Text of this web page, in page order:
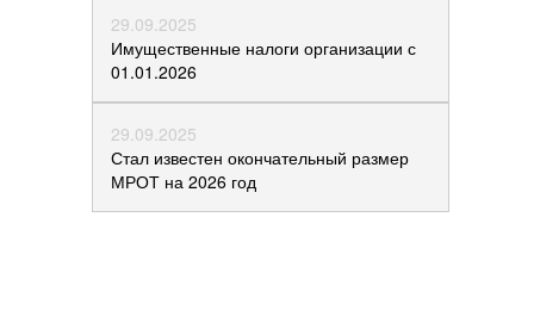
29.09.2025
Имущественные налоги организации с
01.01.2026
29.09.2025
Стал известен окончательный размер
МРОТ на 2026 год